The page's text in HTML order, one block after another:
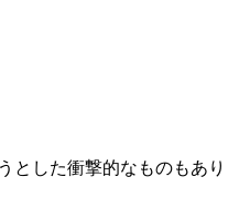
とした衝撃的なものもあり